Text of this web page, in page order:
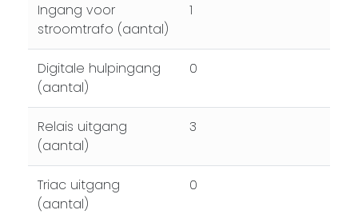
Ingang voor
stroomtrafo (aantal)
1
Digitale hulpingang
(aantal)
0
Relais uitgang
(aantal)
3
Triac uitgang
(aantal)
0